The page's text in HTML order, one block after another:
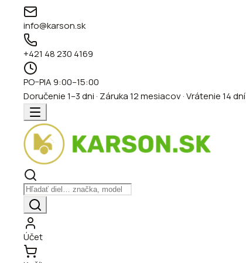
info@karson.sk
+421 48 230 4169
PO–PIA 9:00–15:00
Doručenie 1–3 dni · Záruka 12 mesiacov · Vrátenie 14 dní
Účet